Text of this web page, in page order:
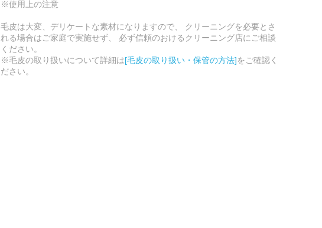
※使用上の注意
毛皮は大変、デリケートな素材になりますので、 クリーニングを必要とさ
れる場合はご家庭で実施せず、 必ず信頼のおけるクリーニング店にご相談
ください。
※毛皮の取り扱いについて詳細は[毛皮の取り扱い・保管の方法]をご確認く
ださい。